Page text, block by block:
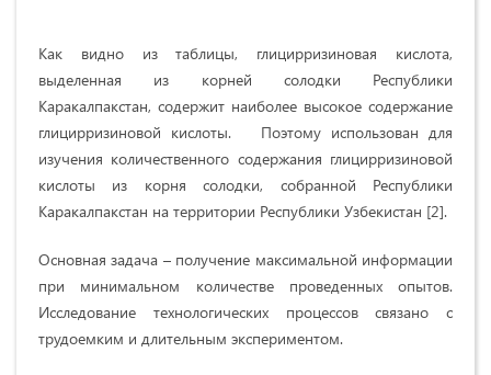
Как видно из таблицы, глицирризиновая кислота,
выделенная из корней солодки Республики
Каракалпакстан, содержит наиболее высокое содержание
глицирризиновой кислоты. Поэтому использован для
изучения количественного содержания глицирризиновой
кислоты из корня солодки, собранной Республики
Каракалпакстан на территории Республики Узбекистан [2].
Основная задача – получение максимальной информации
при минимальном количестве проведенных опытов.
Исследование технологических процессов связано с
трудоемким и длительным экспериментом.